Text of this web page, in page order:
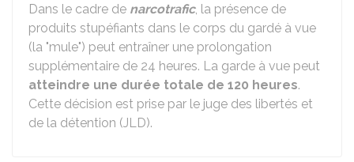
Dans le cadre de narcotrafic, la présence de
produits stupéfiants dans le corps du gardé à vue
(la "mule") peut entraîner une prolongation
supplémentaire de 24 heures. La garde à vue peut
atteindre une durée totale de 120 heures.
Cette décision est prise par le juge des libertés et
de la détention (JLD).